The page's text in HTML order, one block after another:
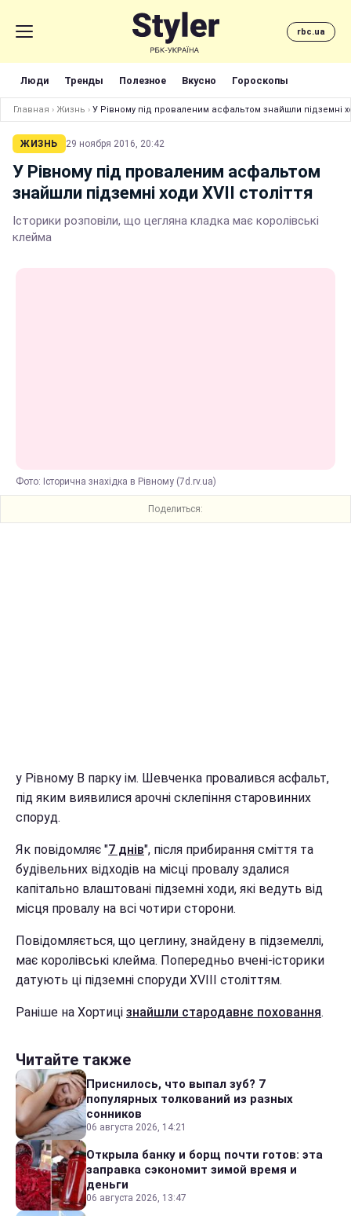
rbc.ua
Люди Тренды Полезное Вкусно Гороскопы
Главная › Жизнь › У Рівному під проваленим асфальтом знайшли підземні
ЖИЗНЬ 29 ноября 2016, 20:42
У Рівному під проваленим асфальтом
знайшли підземні ходи ХVII століття
Історики розповіли, що цегляна кладка має королівські
клейма
Фото: Історична знахідка в Рівному (7d.rv.ua)
Поделиться:
у Рівному В парку ім. Шевченка провалився асфальт,
під яким виявилися арочні склепіння старовинних
споруд.
Як повідомляє "7 днів", після прибирання сміття та
будівельних відходів на місці провалу здалися
капітально влаштовані підземні ходи, які ведуть від
місця провалу на всі чотири сторони.
Повідомляється, що цеглину, знайдену в підземеллі,
має королівські клейма. Попередньо вчені-історики
датують ці підземні споруди ХVIII століттям.
Раніше на Хортиці знайшли стародавнє поховання.
Читайте также
Приснилось, что выпал зуб? 7
популярных толкований из разных
сонников
06 августа 2026, 14:21
Открыла банку и борщ почти готов: эта
заправка сэкономит зимой время и
деньги
06 августа 2026, 13:47